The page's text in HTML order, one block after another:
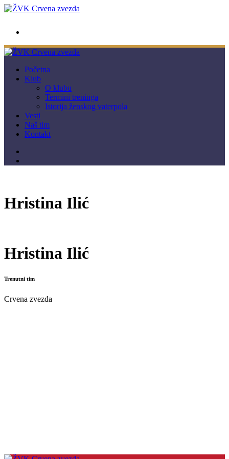
Početna
Klub
O klubu
Termini treninga
Istorija ženskog vaterpola
Vesti
Naš tim
Kontakt
Hristina Ilić
Hristina Ilić
Trenutni tim
Crvena zvezda